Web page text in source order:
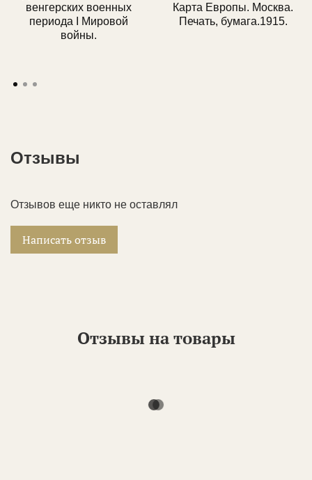
коллекционеров, так и юридические лица.
венгерских военных
периода I Мировой
войны.
Карта Европы. Москва.
Печать, бумага.1915.
Отзывы
Отзывов еще никто не оставлял
Написать отзыв
Отзывы на товары